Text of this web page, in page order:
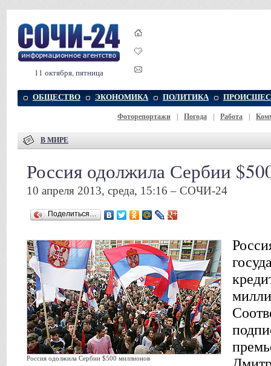
11 октября, пятница
ОБЩЕСТВО ЭКОНОМИКА ПОЛИТИКА
Фоторепортажи Погода Работа
В МИРЕ
Россия одолжила Сербии
10 апреля 2013, среда, 15:16 – СОЧИ-24
Поделиться…
Россия одолжила Сербии $500 миллионов